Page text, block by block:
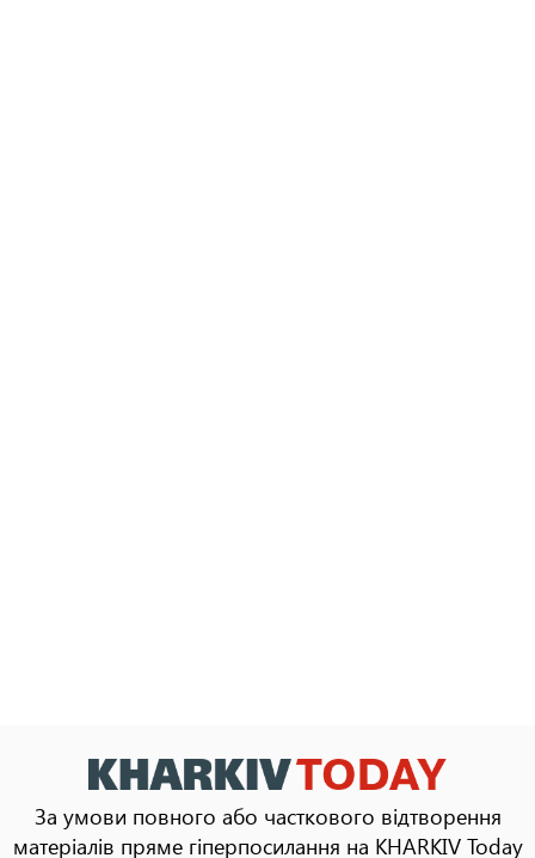
За умови повного або часткового відтворення
матеріалів пряме гіперпосилання на KHARKIV Today